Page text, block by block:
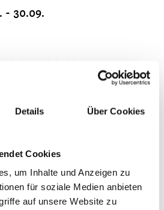
Details Über Cookies
Cookies
um Inhalte und Anzeigen zu
für soziale Medien anbieten
auf unsere Website zu
- 30.09.